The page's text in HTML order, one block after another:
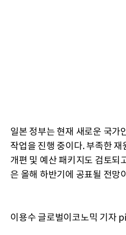
일본 정부는 현재 새로운 국가
작업을 진행 중이다. 부족한 재
개편 및 예산 패키지도 검토되
은 올해 하반기에 공표될 전망
이용수 글로벌이코노믹 기자